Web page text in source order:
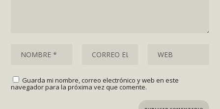
Guarda mi nombre, correo electrónico y web en este
navegador para la próxima vez que comente.